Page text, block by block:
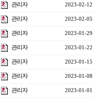
관리자 2023-02-12
관리자 2023-02-05
관리자 2023-01-29
관리자 2023-01-22
관리자 2023-01-15
관리자 2023-01-08
관리자 2023-01-01